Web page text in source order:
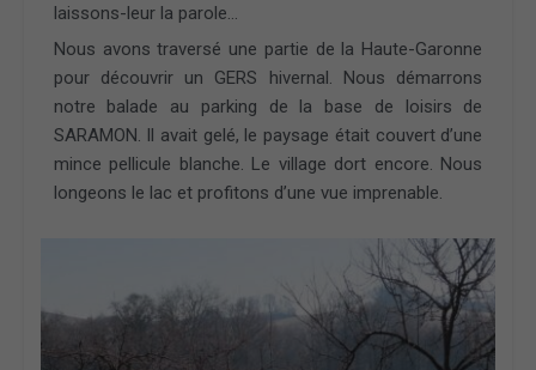
laissons-leur la parole…
Nous avons traversé une partie de la Haute-Garonne
pour découvrir un GERS hivernal. Nous démarrons
notre balade au parking de la base de loisirs de
SARAMON. Il avait gelé, le paysage était couvert d’une
mince pellicule blanche. Le village dort encore. Nous
longeons le lac et profitons d’une vue imprenable.